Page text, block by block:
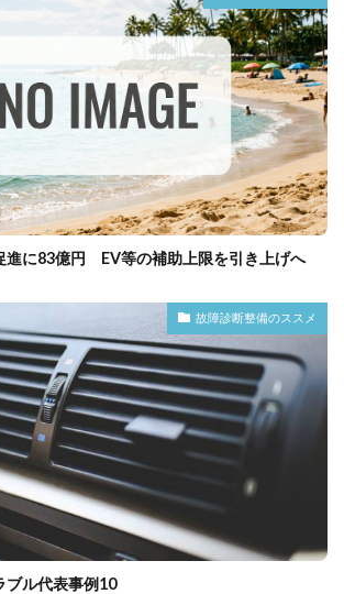
進に83億円 EV等の補助上限を引き上げへ
故障診断整備のススメ
ブル代表事例10